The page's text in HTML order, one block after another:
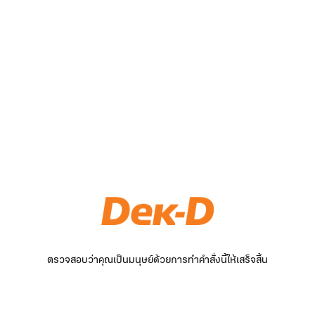
ตรวจสอบว่าคุณเป็นมนุษย์ด้วยการทำคำสั่งนี้ให้เสร็จสิ้น